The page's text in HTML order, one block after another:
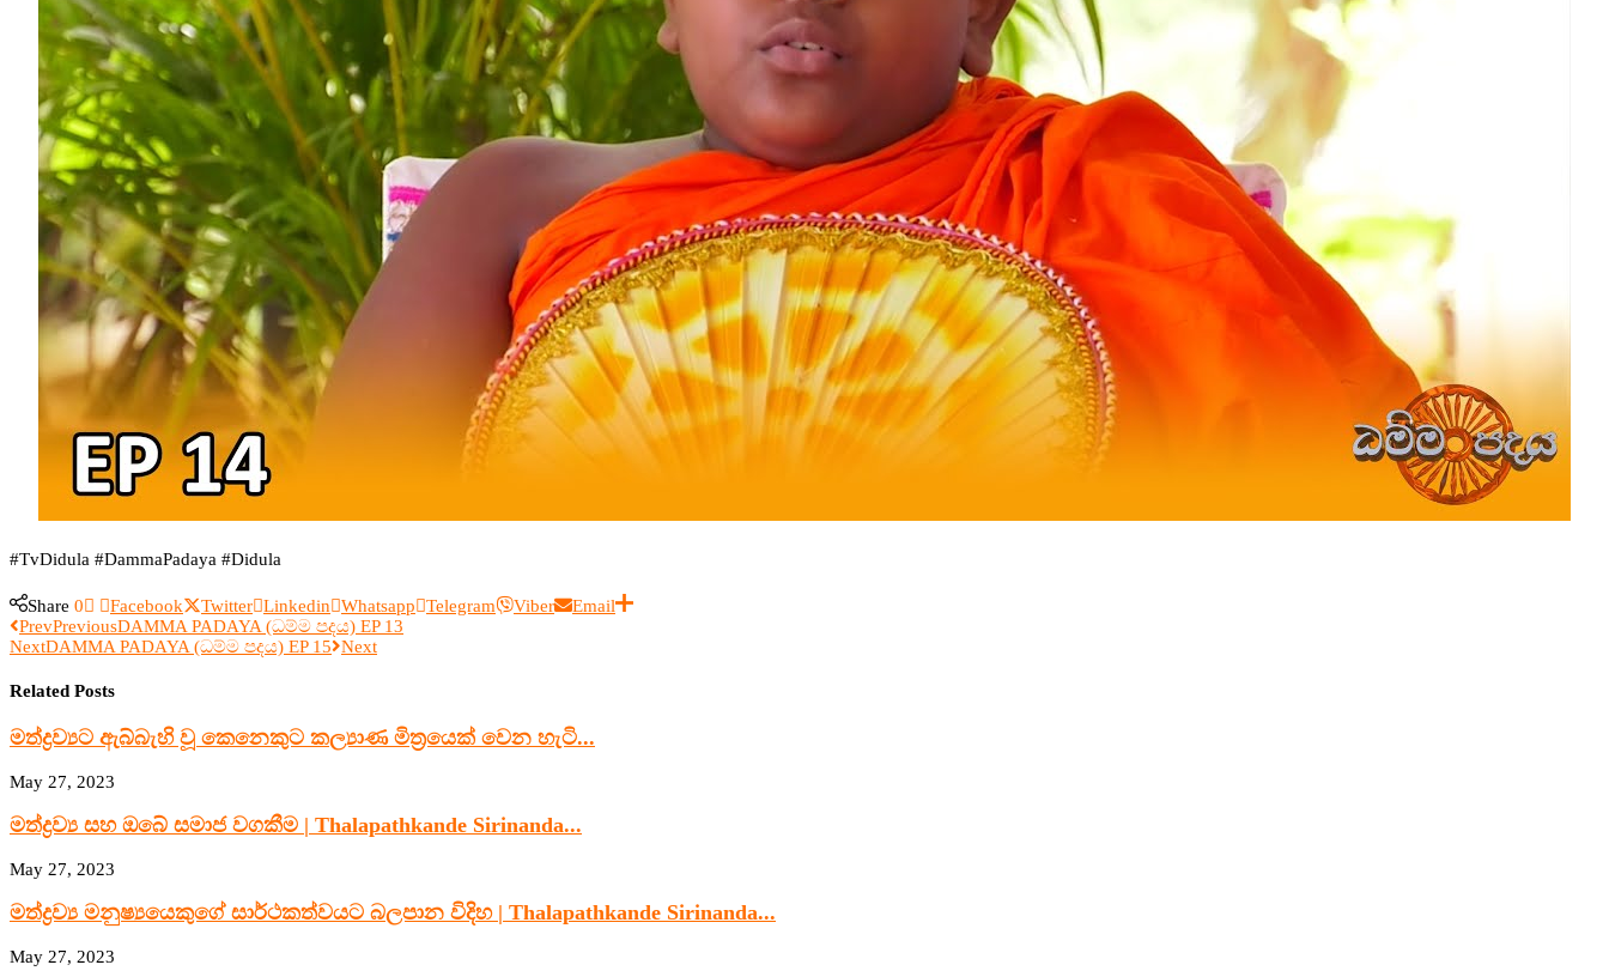
#TvDidula #DammaPadaya #Didula
Share 0 Facebook Twitter Linkedin Whatsapp Telegram Viber
Email
PrevPreviousDAMMA PADAYA (ධම්ම පදය) EP 13
NextDAMMA PADAYA (ධම්ම පදය) EP 15 Next
Related Posts
මත්ද්‍රව්‍යට ඇබ්බැහි වූ කෙනෙකුට කල්‍යාණ මිත්‍රයෙක් වෙන හැටි...
May 27, 2023
මත්ද්‍රව්‍ය සහ ඔබේ සමාජ වගකීම | Thalapathkande Sirinanda...
May 27, 2023
මත්ද්‍රව්‍ය මනුෂ්‍යයෙකුගේ සාර්ථකත්වයට බලපාන විදිහ | Thalapathkande Sirinanda...
May 27, 2023